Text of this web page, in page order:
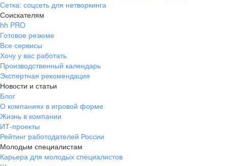
Сетка: соцсеть для нетворкинга
Соискателям
hh PRO
Готовое резюме
Все сервисы
Хочу у вас работать
Производственный календарь
Экспертная рекомендация
Новости и статьи
Блог
О компаниях в игровой форме
Жизнь в компании
ИТ-проекты
Рейтинг работодателей России
Молодым специалистам
Карьера для молодых специалистов